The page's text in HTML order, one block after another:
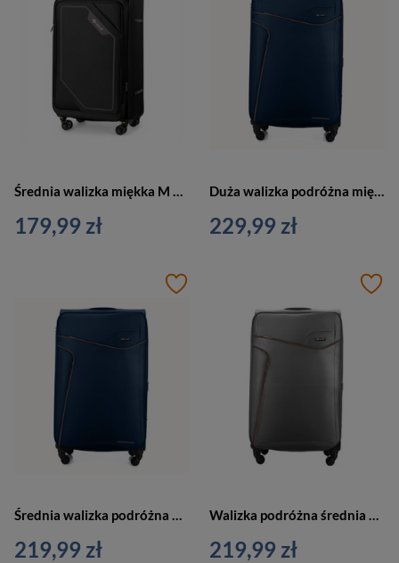
Średnia walizka miękka M 23 czarno-brązowa - Solier SOFTFLEX 2240
179,99 zł
Duża walizka podróżna miękka granatowo-brązowa L - STL1651
229,99 zł
219,99 zł 219,99 zł